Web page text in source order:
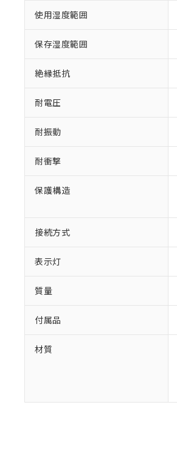
使用湿度範囲
保存湿度範囲
絶縁抵抗
耐電圧
耐振動
耐衝撃
保護構造
接続方式
表示灯
質量
付属品
材質